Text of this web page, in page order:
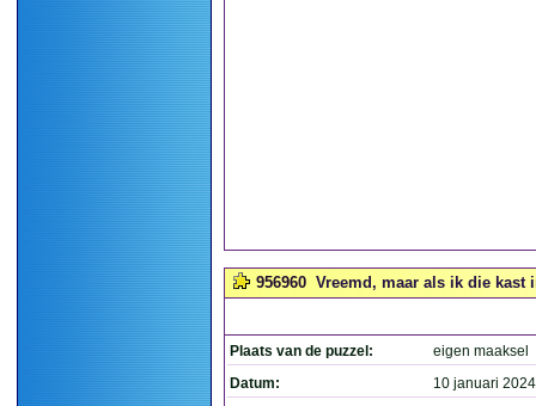
956960 Vreemd, maar als ik die kast
Plaats van de puzzel:
eigen maaksel
Datum:
10 januari